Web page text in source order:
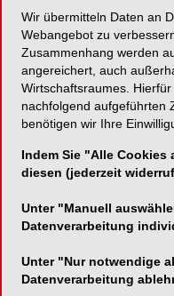
­Der Schlüssel zu
Nobel Biocare
52134 Herzogenrath
0221 500
Wir übermitteln Daten an
Webangebot zu
Zusammenhang werden
angereichert, auch
Wirtschaftsraumes.
nachfolgend aufgeführten
benötigen wir Ihre
Indem Sie "Alle Cookies
diesen (jederzeit
Unter "Manuell
Datenverarbeitung
Unter "Nur notwendige
Datenverarbeitung